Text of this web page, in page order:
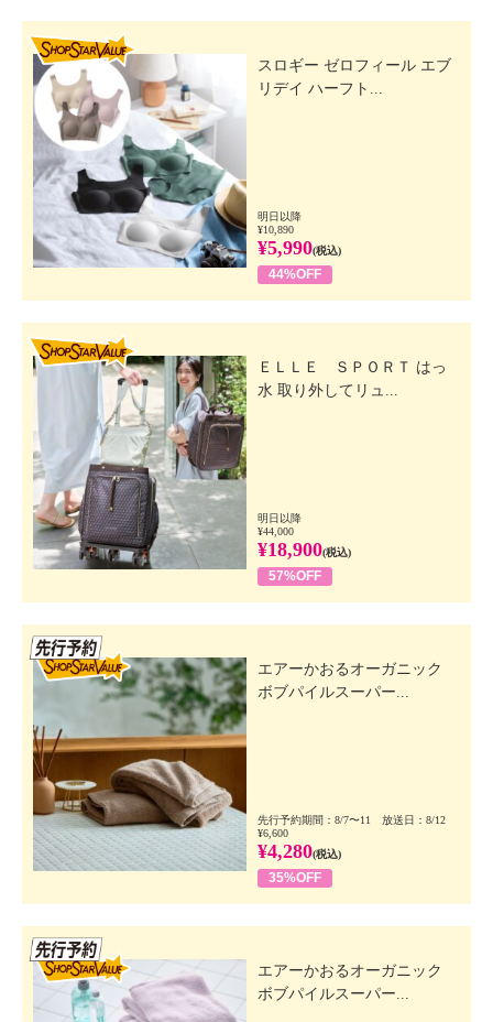
スロギー ゼロフィール エブ
リデイ ハーフト...
明日以降
¥10,890
¥5,990(税込)
44%OFF
ＥＬＬＥ ＳＰＯＲＴ はっ
水 取り外してリュ...
明日以降
¥44,000
¥18,900(税込)
57%OFF
エアーかおるオーガニック
ボブパイルスーパー...
先行予約期間：8/7〜11 放送日：8/12
¥6,600
¥4,280(税込)
35%OFF
エアーかおるオーガニック
ボブパイルスーパー...